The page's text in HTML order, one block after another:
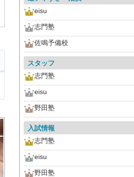
eisu
志門塾
佐鳴予備校
スタッフ
志門塾
eisu
野田塾
入試情報
志門塾
eisu
野田塾